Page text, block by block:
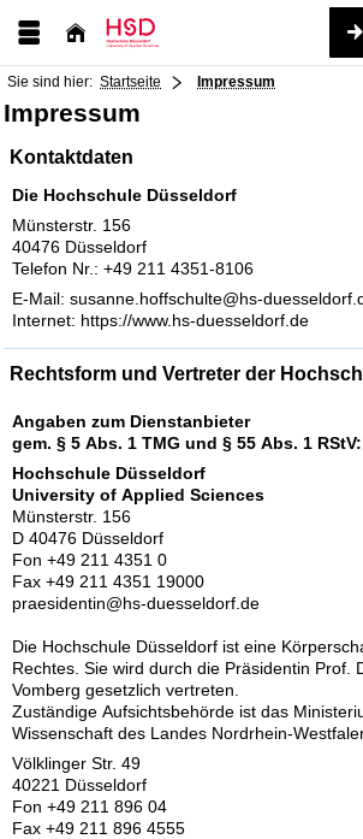
Sie sind hier: Startseite Impressum
Impressum
Kontaktdaten
Die Hochschule Düsseldorf
Münsterstr. 156
40476 Düsseldorf
Telefon Nr.: +49 211 4351-8106
E-Mail: susanne.hoffschulte@hs-
Internet: https://www.hs-duesseldorf.de
Rechtsform und Vertreter der
Angaben zum Dienstanbieter
gem. § 5 Abs. 1 TMG und § 55 Abs. 1 RStV:
Hochschule Düsseldorf
University of Applied Sciences
Münsterstr. 156
D 40476 Düsseldorf
Fon +49 211 4351 0
Fax +49 211 4351 19000
praesidentin@hs-duesseldorf.de
Die Hochschule Düsseldorf ist eine
Rechtes. Sie wird durch die Präsidentin Prof.
Vomberg gesetzlich vertreten.
Zuständige Aufsichtsbehörde ist das
Wissenschaft des Landes Nordrhein-
Völklinger Str. 49
40221 Düsseldorf
Fon +49 211 896 04
Fax +49 211 896 4555